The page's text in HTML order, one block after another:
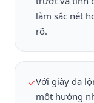
làm sắc nét
rõ.
✓Với giày da
một hướng